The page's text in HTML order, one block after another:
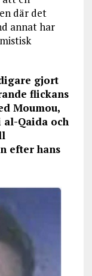
där det
annat har
gjort
flickans
Moumou,
Qaida och
efter hans